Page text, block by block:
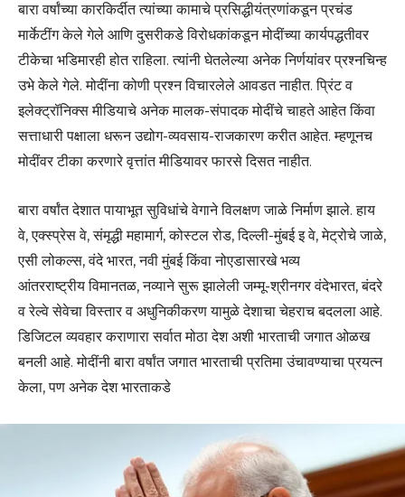
बारा वर्षांच्या कारकिर्दीत त्यांच्या कामाचे प्रसिद्धीयंत्रणांकडून प्रचंड
मार्केटींग केले गेले आणि दुसरीकडे विरोधकांकडून मोदींच्या कार्यपद्धतीवर
टीकेचा भडिमारही होत राहिला. त्यांनी घेतलेल्या अनेक निर्णयांवर प्रश्नचिन्ह
उभे केले गेले. मोदींना कोणी प्रश्न विचारलेले आवडत नाहीत. प्रिंट व
इलेक्ट्रॉनिक्स मीडियाचे अनेक मालक-संपादक मोदींचे चाहते आहेत किंवा
सत्ताधारी पक्षाला धरून उद्योग-व्यवसाय-राजकारण करीत आहेत. म्हणूनच
मोदींवर टीका करणारे वृत्तांत मीडियावर फारसे दिसत नाहीत.
बारा वर्षांत देशात पायाभूत सुविधांचे वेगाने विलक्षण जाळे निर्माण झाले. हाय
वे, एक्स्प्रेस वे, संमृद्धी महामार्ग, कोस्टल रोड, दिल्ली-मुंबई इ वे, मेट्रोचे जाळे,
एसी लोकल्स, वंदे भारत, नवी मुंबई किंवा नोएडासारखे भव्य
आंतरराष्ट्रीय विमानतळ, नव्याने सुरू झालेली जम्मू-श्रीनगर वंदेभारत, बंदरे
व रेल्वे सेवेचा विस्तार व अधुनिकीकरण यामुळे देशाचा चेहराच बदलला आहे.
डिजिटल व्यवहार कराणारा सर्वात मोठा देश अशी भारताची जगात ओळख
बनली आहे. मोदींनी बारा वर्षांत जगात भारताची प्रतिमा उंचावण्याचा प्रयत्न
केला, पण अनेक देश भारताकडे